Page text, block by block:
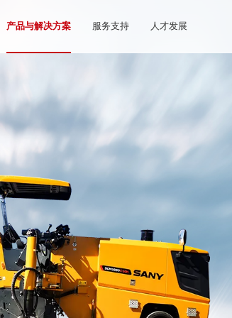
产品与解决方案 服务支持 人才发展